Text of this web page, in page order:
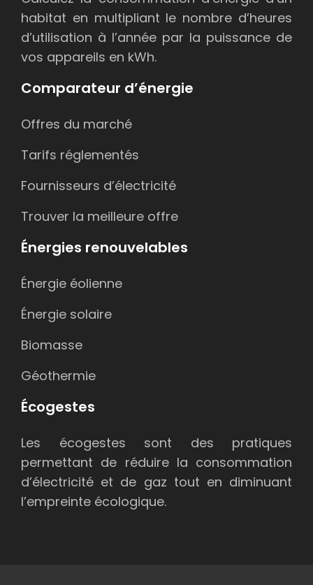
habitat en multipliant le nombre d’heures
d’utilisation à l’année par la puissance de
vos appareils en kWh.
Comparateur d’énergie
Offres du marché
Tarifs réglementés
Fournisseurs d’électricité
Trouver la meilleure offre
Énergies renouvelables
Énergie éolienne
Énergie solaire
Biomasse
Géothermie
Écogestes
Les écogestes sont des pratiques
permettant de réduire la consommation
d’électricité et de gaz tout en diminuant
l’empreinte écologique.